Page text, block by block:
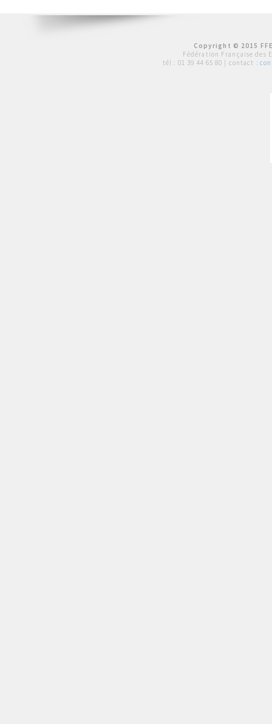
Copyright © 2015
Fédération Française des
tél : 01 39 44 65 80 | contact :